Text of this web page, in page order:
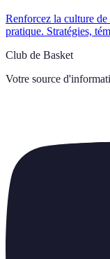
Renforcez la culture
pratique. Stratégies,
Club de Basket
Votre source